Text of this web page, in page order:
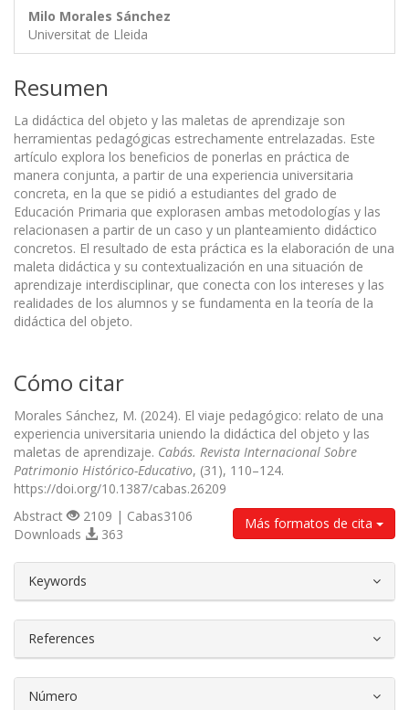
Milo Morales Sánchez
Universitat de Lleida
Resumen
La didáctica del objeto y las maletas de aprendizaje son
herramientas pedagógicas estrechamente entrelazadas. Este
artículo explora los beneficios de ponerlas en práctica de
manera conjunta, a partir de una experiencia universitaria
concreta, en la que se pidió a estudiantes del grado de
Educación Primaria que explorasen ambas metodologías y las
relacionasen a partir de un caso y un planteamiento didáctico
concretos. El resultado de esta práctica es la elaboración de una
maleta didáctica y su contextualización en una situación de
aprendizaje interdisciplinar, que conecta con los intereses y las
realidades de los alumnos y se fundamenta en la teoría de la
didáctica del objeto.
Cómo citar
Morales Sánchez, M. (2024). El viaje pedagógico: relato de una
experiencia universitaria uniendo la didáctica del objeto y las
maletas de aprendizaje. Cabás. Revista Internacional Sobre
Patrimonio Histórico-Educativo, (31), 110–124.
https://doi.org/10.1387/cabas.26209
Más formatos de cita
Abstract
2109 | Cabas3106
Downloads
363
Keywords
References
Número